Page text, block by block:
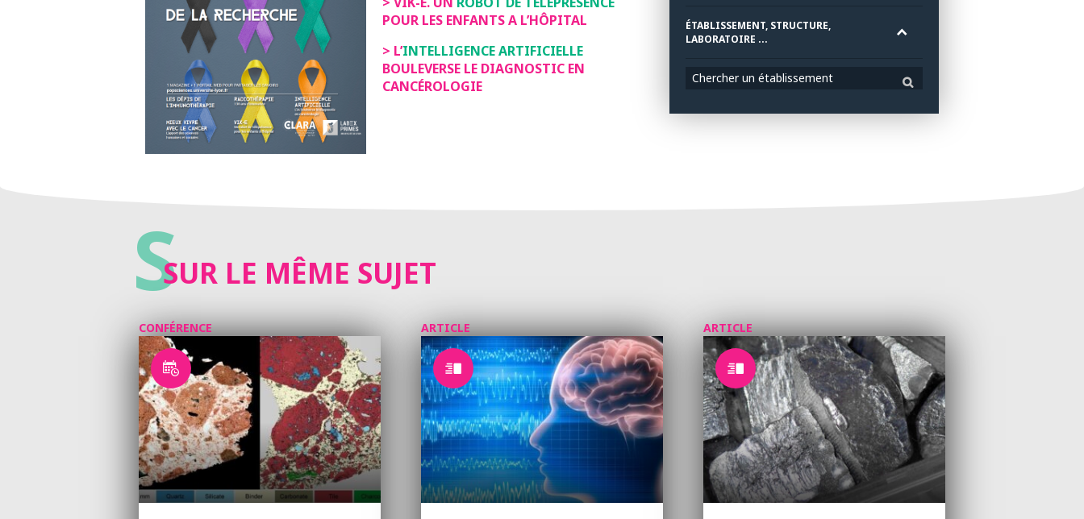
POUR LES ENFANTS A L’HÔPITAL
> L’INTELLIGENCE ARTIFICIELLE
BOULEVERSE LE DIAGNOSTIC EN
CANCÉROLOGIE
ÉTABLISSEMENT, STRUCTURE,
LABORATOIRE ...
Chercher un établissement
SSUR LE MÊME SUJET
CONFÉRENCE ARTICLE ARTICLE